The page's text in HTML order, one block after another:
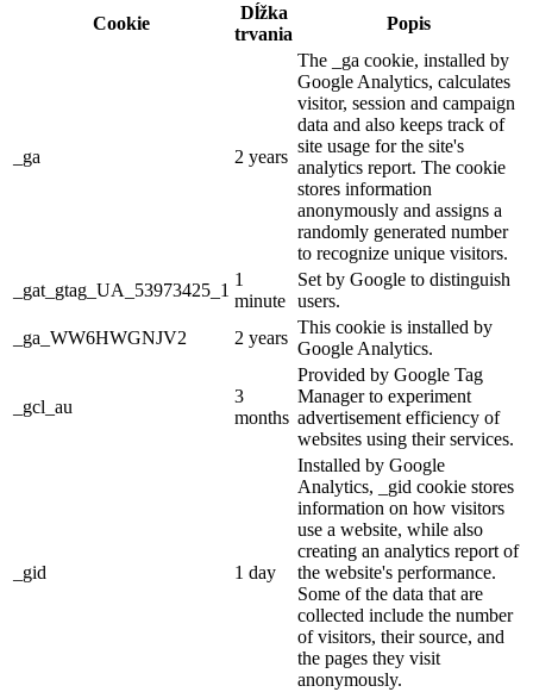
Cookie
Dĺžka
trvania
Popis
_ga 2 years
The _ga cookie, installed by
Google Analytics, calculates
visitor, session and campaign
data and also keeps track of
site usage for the site's
analytics report. The cookie
stores information
anonymously and assigns a
randomly generated number
to recognize unique visitors.
_gat_gtag_UA_53973425_1
1
minute
Set by Google to distinguish
users.
_ga_WW6HWGNJV2
2 years
This cookie is installed by
Google Analytics.
_gcl_au
3
months
Provided by Google Tag
Manager to experiment
advertisement efficiency of
websites using their services.
_gid 1 day
Installed by Google
Analytics, _gid cookie stores
information on how visitors
use a website, while also
creating an analytics report of
the website's performance.
Some of the data that are
collected include the number
of visitors, their source, and
the pages they visit
anonymously.